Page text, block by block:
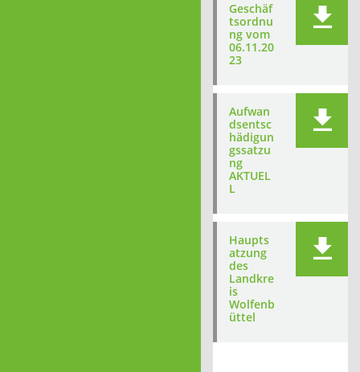
Geschäf
tsordnu
ng vom
06.11.20
23
Aufwan
dsentsc
hädigun
gssatzu
ng
AKTUEL
L
Haupts
atzung
des
Landkre
is
Wolfenb
üttel